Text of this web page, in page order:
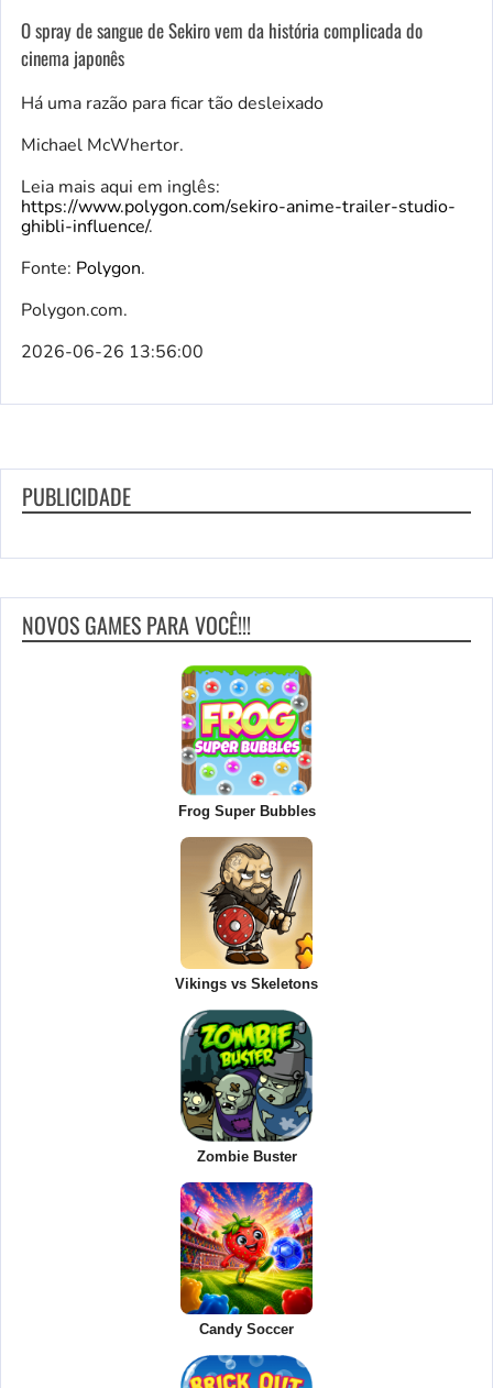
O spray de sangue de Sekiro vem da história complicada do
cinema japonês
Há uma razão para ficar tão desleixado
Michael McWhertor.
Leia mais aqui em inglês:
https://www.polygon.com/sekiro-anime-trailer-studio-
ghibli-influence/.
Fonte: Polygon.
Polygon.com.
2026-06-26 13:56:00
PUBLICIDADE
NOVOS GAMES PARA VOCÊ!!!
Frog Super Bubbles
Vikings vs Skeletons
Zombie Buster
Candy Soccer